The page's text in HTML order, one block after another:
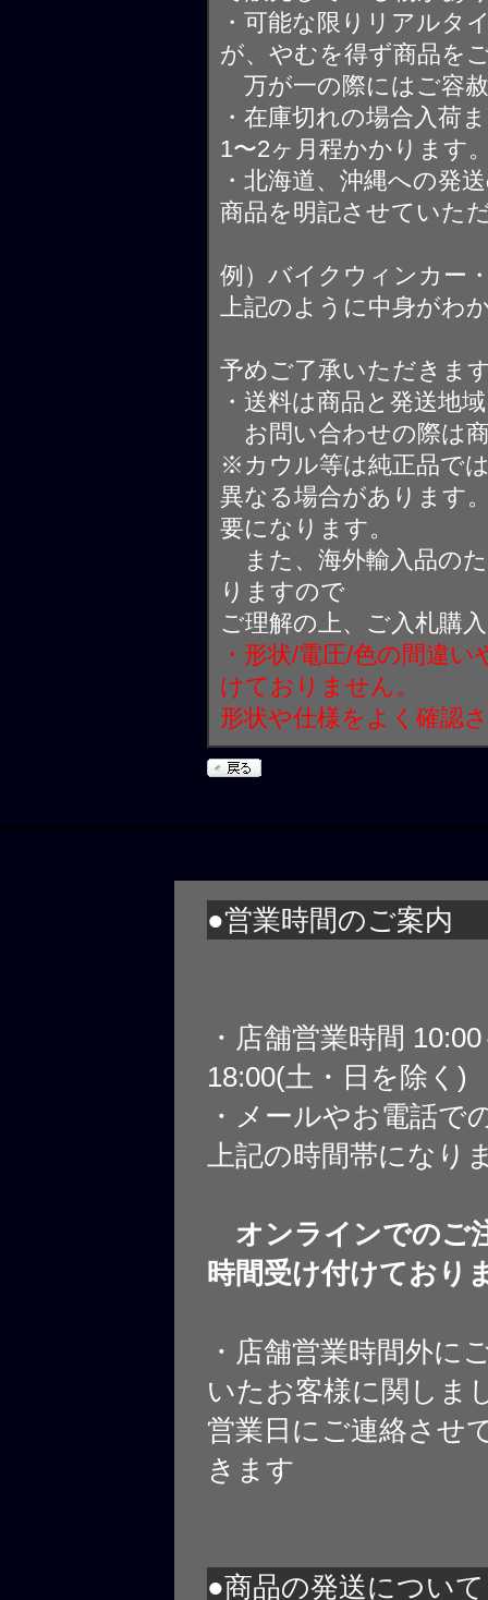
・可能な限りリアルタ
が、やむを得ず商品を
万が一の際にはご容
・在庫切れの場合入荷
1〜2ヶ月程かかります
・北海道、沖縄への発
商品を明記させていた
例）バイクウィンカー
上記のように中身がわ
予めご了承いただきま
・送料は商品と発送地
お問い合わせの際は
※カウル等は純正品で
異なる場合があります
要になります。
また、海外輸入品の
りますので
ご理解の上、ご入札購
・形状/電圧/色の間違
けておりません。
形状や仕様をよく確認
●営業時間のご案内
・店舗営業時間
18:00(土・日を除く)
・メールやお電話で
上記の時間帯になり
オンラインでのご
時間受け付けており
・店舗営業時間外に
いたお客様に関しま
営業日にご連絡させ
きます
●商品の発送について